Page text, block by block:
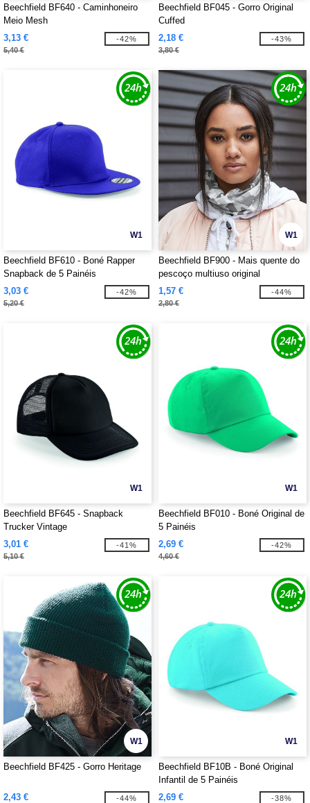
Beechfield BF640 - Caminhoneiro
Meio Mesh
3,13 €
5,40 €
-42%
Beechfield BF045 - Gorro Original
Cuffed
2,18 €
3,80 €
-43%
W1
Beechfield BF610 - Boné Rapper
Snapback de 5 Painéis
3,03 €
5,20 €
-42%
W1
Beechfield BF900 - Mais quente do
pescoço multiuso original
1,57 €
2,80 €
-44%
W1
Beechfield BF645 - Snapback
Trucker Vintage
3,01 €
5,10 €
-41%
W1
Beechfield BF010 - Boné Original de
5 Painéis
2,69 €
4,60 €
-42%
W1
Beechfield BF425 - Gorro Heritage
2,43 € -44%
W1
Beechfield BF10B - Boné Original
Infantil de 5 Painéis
2,69 €
-38%